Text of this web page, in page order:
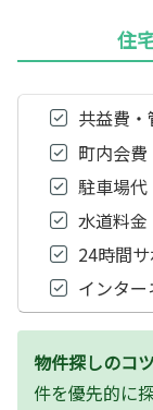
住
共益費・
町内会費
駐車場
水道料金
24時間
インタ
物件探しのコツ
件を優先的に